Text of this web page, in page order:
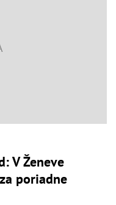
V Ženeve
poriadne